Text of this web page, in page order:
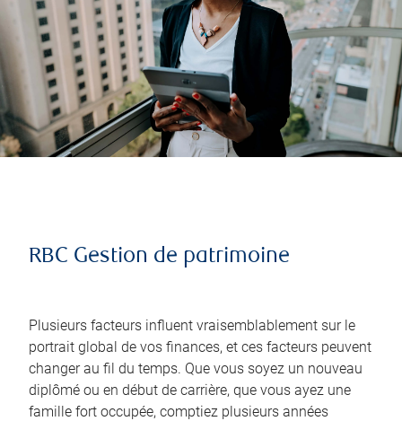
RBC Gestion de patrimoine
Plusieurs facteurs influent vraisemblablement sur le
portrait global de vos finances, et ces facteurs peuvent
changer au fil du temps. Que vous soyez un nouveau
diplômé ou en début de carrière, que vous ayez une
famille fort occupée, comptiez plusieurs années